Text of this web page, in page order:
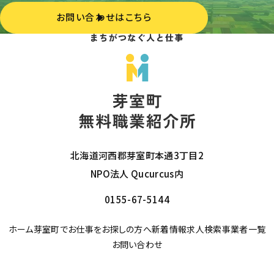
お問い合わせはこちら
北海道河西郡芽室町本通3丁目2
NPO法人 Qucurcus内
0155-67-5144
ホーム芽室町でお仕事をお探しの方へ新着情報求人検索事業者一覧
お問い合わせ